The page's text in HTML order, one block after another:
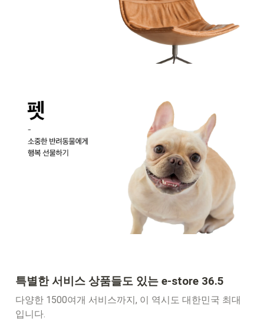
특별한 서비스 상품들도 있는 e-store 36.5
다양한 1500여개 서비스까지, 이 역시도 대한민국 최대
입니다.